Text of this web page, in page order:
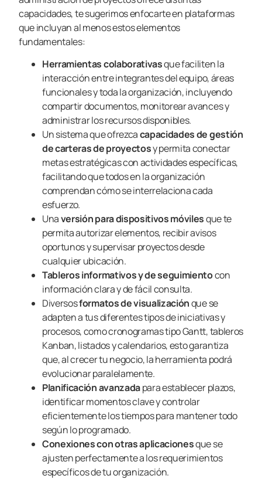
capacidades, te sugerimos enfocarte en plataformas
que incluyan al menos estos elementos
fundamentales:
Herramientas colaborativasque faciliten la
interacción entre integrantes del equipo, áreas
funcionales y toda la organización, incluyendo
compartir documentos, monitorear avances y
administrar los recursos disponibles.
Un sistema que ofrezcacapacidades de gestión
de carteras de proyectosy permita conectar
metas estratégicas con actividades específicas,
facilitando que todos en la organización
comprendan cómo se interrelaciona cada
esfuerzo.
Unaversión para dispositivos móvilesque te
permita autorizar elementos, recibir avisos
oportunos y supervisar proyectos desde
cualquier ubicación.
Tableros informativos y de seguimientocon
información clara y de fácil consulta.
Diversosformatos de visualizaciónque se
adapten a tus diferentes tipos de iniciativas y
procesos, como cronogramas tipo Gantt, tableros
Kanban, listados y calendarios, esto garantiza
que, al crecer tu negocio, la herramienta podrá
evolucionar paralelamente.
Planificación avanzadapara establecer plazos,
identificar momentos clave y controlar
eficientemente los tiempos para mantener todo
según lo programado.
Conexiones con otras aplicacionesque se
ajusten perfectamente a los requerimientos
específicos de tu organización.